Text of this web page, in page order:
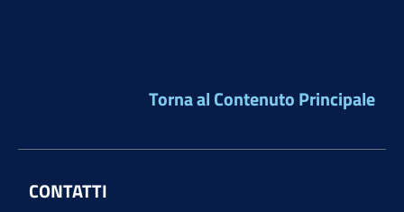
Torna al Contenuto Principale
CONTATTI